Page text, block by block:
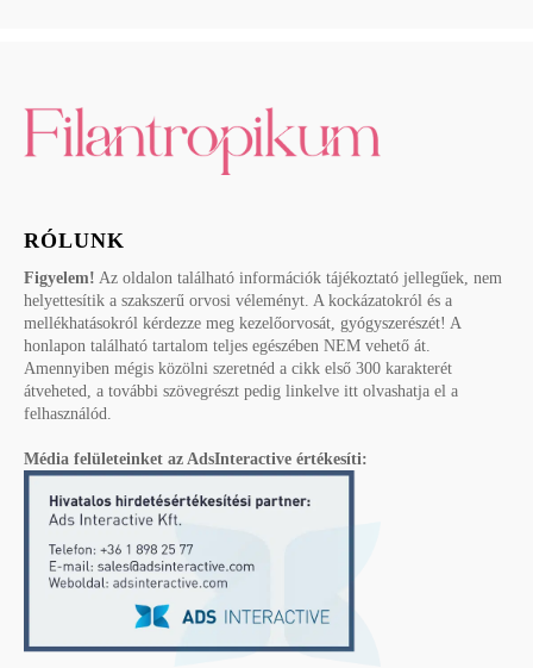
RÓLUNK
Figyelem! Az oldalon található információk tájékoztató jellegűek, nem
helyettesítik a szakszerű orvosi véleményt. A kockázatokról és a
mellékhatásokról kérdezze meg kezelőorvosát, gyógyszerészét! A
honlapon található tartalom teljes egészében NEM vehető át.
Amennyiben mégis közölni szeretnéd a cikk első 300 karakterét
átveheted, a további szövegrészt pedig linkelve itt olvashatja el a
felhasználód.
Média felületeinket az AdsInteractive értékesíti: